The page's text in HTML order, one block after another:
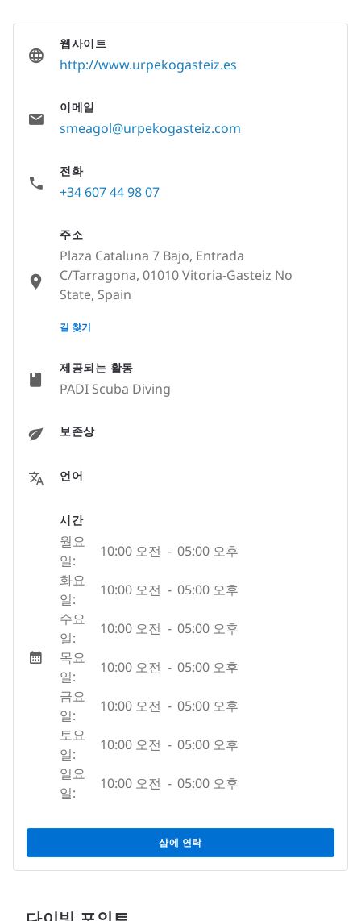
제공되는 활동
PADI Scuba Diving
보존상
언어
시간
월요
일:
10:00 오전 - 05:00 오후
화요
일:
10:00 오전 - 05:00 오후
수요
일:
10:00 오전 - 05:00 오후
목요
일:
10:00 오전 - 05:00 오후
금요
일:
10:00 오전 - 05:00 오후
토요
일:
10:00 오전 - 05:00 오후
일요
일:
10:00 오전 - 05:00 오후
샵에 연락
웹사이트
http://www.urpekogasteiz.es
이메일
smeagol@urpekogasteiz.com
전화
+34 607 44 98 07
주소
Plaza Cataluna 7 Bajo, Entrada
C/Tarragona, 01010 Vitoria-Gasteiz No
State, Spain
None
길 찾기